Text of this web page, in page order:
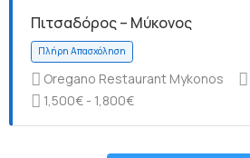
Πλήρη Απασχόληση
Πιτσαδόρος – Μύκονος
Oregano Restaurant Mykonos
1,500€ - 1,800€